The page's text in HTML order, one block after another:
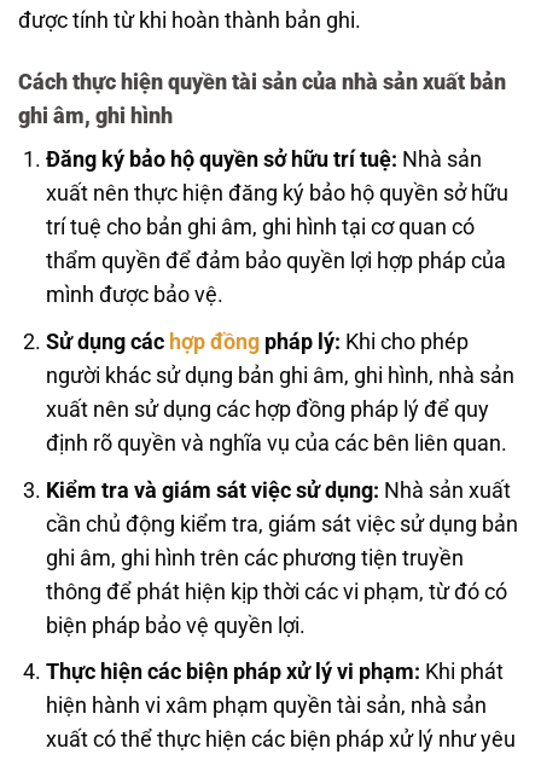
được tính từ khi hoàn thành bản ghi.
Cách thực hiện quyền tài sản của nhà sản xuất bản
ghi âm, ghi hình
Đăng ký bảo hộ quyền sở hữu trí tuệ: Nhà sản
xuất nên thực hiện đăng ký bảo hộ quyền sở hữu
trí tuệ cho bản ghi âm, ghi hình tại cơ quan có
thẩm quyền để đảm bảo quyền lợi hợp pháp của
mình được bảo vệ.
Sử dụng cáchợp đồngpháp lý: Khi cho phép
người khác sử dụng bản ghi âm, ghi hình, nhà sản
xuất nên sử dụng các hợp đồng pháp lý để quy
định rõ quyền và nghĩa vụ của các bên liên quan.
Kiểm tra và giám sát việc sử dụng: Nhà sản xuất
cần chủ động kiểm tra, giám sát việc sử dụng bản
ghi âm, ghi hình trên các phương tiện truyền
thông để phát hiện kịp thời các vi phạm, từ đó có
biện pháp bảo vệ quyền lợi.
Thực hiện các biện pháp xử lý vi phạm: Khi phát
hiện hành vi xâm phạm quyền tài sản, nhà sản
xuất có thể thực hiện các biện pháp xử lý như yêu